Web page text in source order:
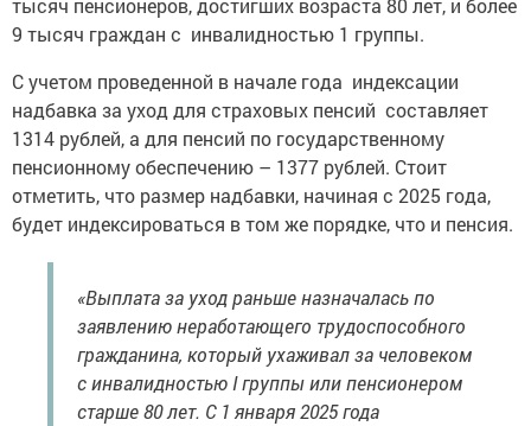
тысяч пенсионеров, достигших возраста 80 лет, и более
9 тысяч граждан с инвалидностью 1 группы.
С учетом проведенной в начале года индексации
надбавка за уход для страховых пенсий составляет
1314 рублей, а для пенсий по государственному
пенсионному обеспечению – 1377 рублей. Стоит
отметить, что размер надбавки, начиная с 2025 года,
будет индексироваться в том же порядке, что и пенсия.
«Выплата за уход раньше назначалась по
заявлению неработающего трудоспособного
гражданина, который ухаживал за человеком
с инвалидностью I группы или пенсионером
старше 80 лет. C 1 января 2025 года